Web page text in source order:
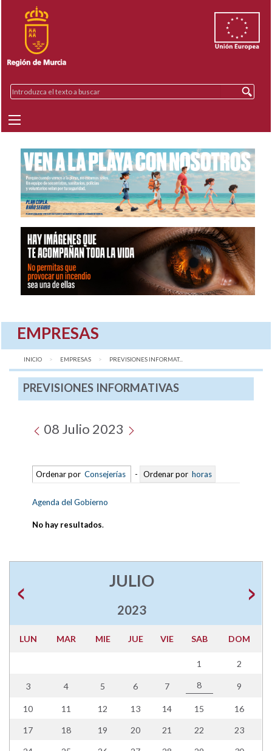
EMPRESAS
INICIO EMPRESAS AQUÍ:
PREVISIONES INFORMAT...
PREVISIONES INFORMATIVAS
08 Julio 2023
Ordenar por Consejerías - Ordenar por horas
Agenda del Gobierno
No hay resultados.
JULIO
2023
LUN MAR MIE JUE VIE SAB DOM
1 2
3 4 5 6 7 8 9
10 11 12 13 14 15 16
17 18 19 20 21 22 23